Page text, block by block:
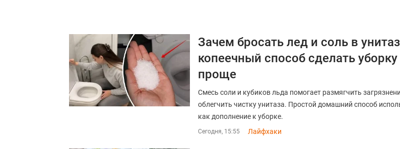
Зачем бросать лед и соль в
копеечный способ сделать уборку
проще
Смесь соли и кубиков льда помогает размягчить
облегчить чистку унитаза. Простой домашний способ
как дополнение к уборке.
Сегодня, 15:55 Лайфхаки